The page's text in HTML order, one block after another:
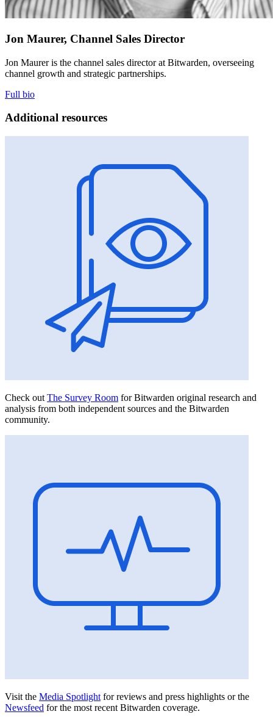
Jon Maurer, Channel Sales Director
Jon Maurer is the channel sales director at Bitwarden, overseeing
channel growth and strategic partnerships.
Full bio
Additional resources
Check out The Survey Room for Bitwarden original research and
analysis from both independent sources and the Bitwarden
community.
Visit the Media Spotlight for reviews and press highlights or the
Newsfeed for the most recent Bitwarden coverage.